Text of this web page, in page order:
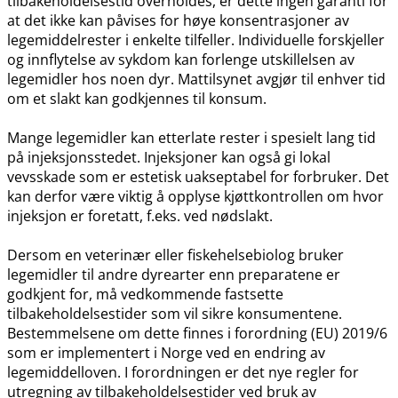
at det ikke kan påvises for høye konsentrasjoner av
legemiddelrester i enkelte tilfeller. Individuelle forskjeller
og innflytelse av sykdom kan forlenge utskillelsen av
legemidler hos noen dyr. Mattilsynet avgjør til enhver tid
om et slakt kan godkjennes til konsum.
Mange legemidler kan etterlate rester i spesielt lang tid
på injeksjonsstedet. Injeksjoner kan også gi lokal
vevsskade som er estetisk uakseptabel for forbruker. Det
kan derfor være viktig å opplyse kjøttkontrollen om hvor
injeksjon er foretatt, f.eks. ved nødslakt.
Dersom en veterinær eller fiskehelsebiolog bruker
legemidler til andre dyrearter enn preparatene er
godkjent for, må vedkommende fastsette
tilbakeholdelsestider som vil sikre konsumentene.
Bestemmelsene om dette finnes i forordning (EU) 2019/6
som er implementert i Norge ved en endring av
legemiddelloven. I forordningen er det nye regler for
utregning av tilbakeholdelsestider ved bruk av